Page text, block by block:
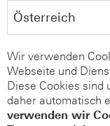
Wir verwenden
Webseite und
Diese Cookies sind
daher automatisch
verwenden wir